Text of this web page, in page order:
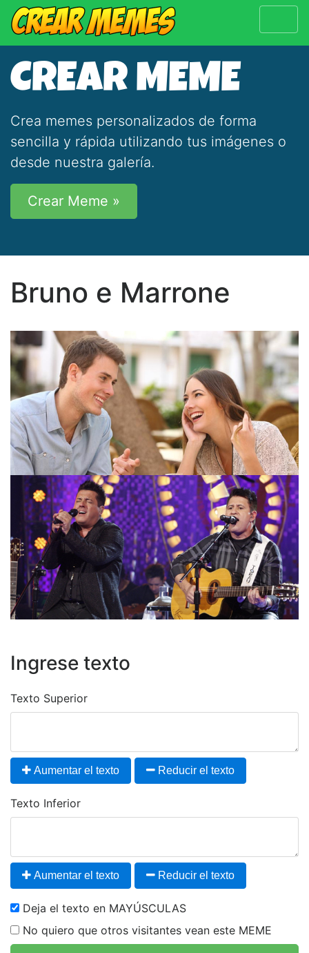
CREAR MEME
Crea memes personalizados de forma
sencilla y rápida utilizando tus imágenes o
desde nuestra galería.
Crear Meme »
Bruno e Marrone
Ingrese texto
Texto Superior
Aumentar el texto Reducir el texto
Texto Inferior
Aumentar el texto Reducir el texto
Deja el texto en MAYÚSCULAS
No quiero que otros visitantes vean este MEME